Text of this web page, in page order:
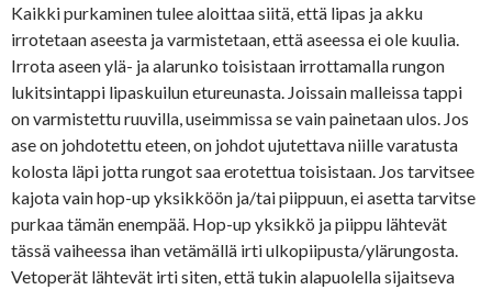
Kaikki purkaminen tulee aloittaa siitä, että lipas ja akku
irrotetaan aseesta ja varmistetaan, että aseessa ei ole kuulia.
Irrota aseen ylä- ja alarunko toisistaan irrottamalla rungon
lukitsintappi lipaskuilun etureunasta. Joissain malleissa tappi
on varmistettu ruuvilla, useimmissa se vain painetaan ulos. Jos
ase on johdotettu eteen, on johdot ujutettava niille varatusta
kolosta läpi jotta rungot saa erotettua toisistaan. Jos tarvitsee
kajota vain hop-up yksikköön ja/tai piippuun, ei asetta tarvitse
purkaa tämän enempää. Hop-up yksikkö ja piippu lähtevät
tässä vaiheessa ihan vetämällä irti ulkopiipusta/ylärungosta.
Vetoperät lähtevät irti siten, että tukin alapuolella sijaitseva